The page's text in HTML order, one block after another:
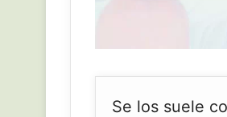
Se los suele